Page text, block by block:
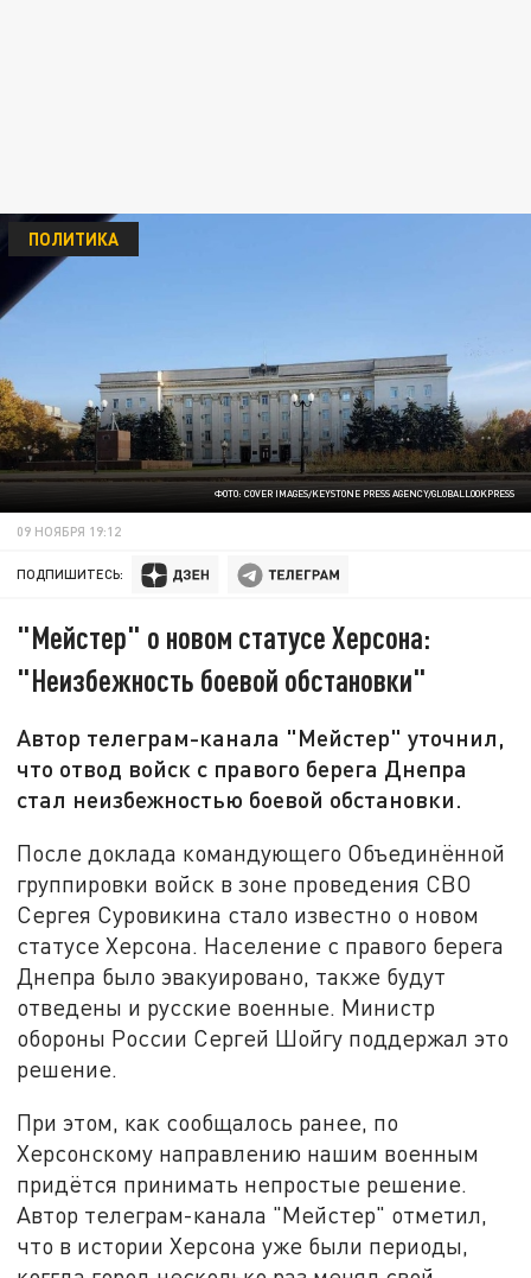
ФОТО: COVER IMAGES/KEYSTONE PRESS AGENCY/GLOBALLOOKPRESS
ПОЛИТИКА
09 НОЯБРЯ 19:12
ПОДПИШИТЕСЬ:
"Мейстер" о новом статусе Херсона:
"Неизбежность боевой обстановки"
Автор телеграм-канала "Мейстер" уточнил,
что отвод войск с правого берега Днепра
стал неизбежностью боевой обстановки.
После доклада командующего Объединённой
группировки войск в зоне проведения СВО
Сергея Суровикина стало известно о новом
статусе Херсона. Население с правого берега
Днепра было эвакуировано, также будут
отведены и русские военные. Министр
обороны России Сергей Шойгу поддержал это
решение.
При этом, как сообщалось ранее, по
Херсонскому направлению нашим военным
придётся принимать непростые решение.
Автор телеграм-канала "Мейстер" отметил,
что в истории Херсона уже были периоды,